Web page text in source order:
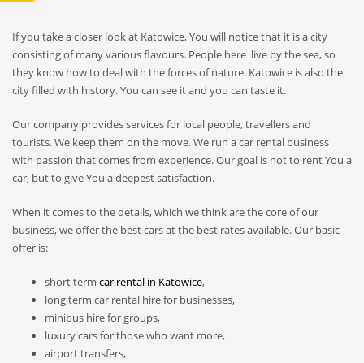
If you take a closer look at Katowice, You will notice that it is a city
consisting of many various flavours. People here live by the sea, so
they know how to deal with the forces of nature. Katowice is also the
city filled with history. You can see it and you can taste it.
Our company provides services for local people, travellers and
tourists. We keep them on the move. We run a car rental business
with passion that comes from experience. Our goal is not to rent You a
car, but to give You a deepest satisfaction.
When it comes to the details, which we think are the core of our
business, we offer the best cars at the best rates available. Our basic
offer is:
short term car rental in Katowice,
long term car rental hire for businesses,
minibus hire for groups,
luxury cars for those who want more,
airport transfers,